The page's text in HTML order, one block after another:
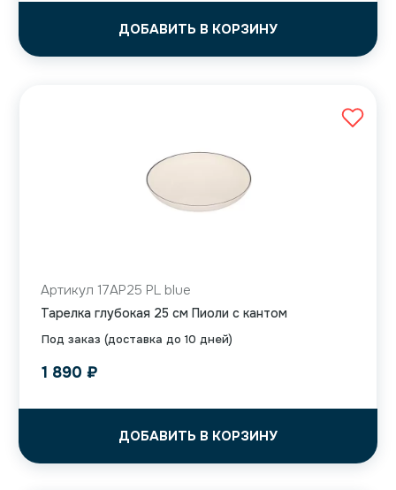
ДОБАВИТЬ В КОРЗИНУ
Под заказ (доставка до 10 дней)
Артикул 17AP25 PL blue
Тарелка глубокая 25 см Пиоли с кантом
1 890 ₽
ДОБАВИТЬ В КОРЗИНУ